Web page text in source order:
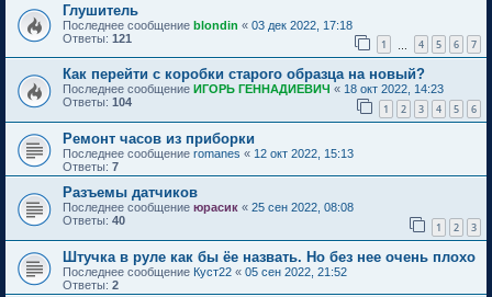
Глушитель
Последнее сообщение blondin « 03 дек 2022, 17:18
Ответы: 121 1 4 5 6 7
Как перейти с коробки старого образца на новый?
Последнее сообщение ИГОРЬ ГЕННАДИЕВИЧ « 18 окт 2022, 14:23
Ответы: 104 1 2 3 4 5 6
Ремонт часов из приборки
Последнее сообщение romanes « 12 окт 2022, 15:13
Ответы: 7
Разъемы датчиков
Последнее сообщение юрасик « 25 сен 2022, 08:08
Ответы: 40 1 2 3
Штучка в руле как бы ёе назвать. Но без нее очень плохо
Последнее сообщение Куст22 « 05 сен 2022, 21:52
Ответы: 2